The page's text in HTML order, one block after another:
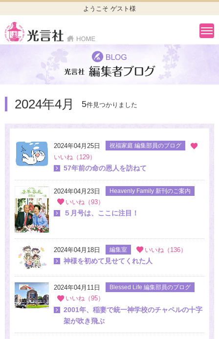
ようこそ ゲスト様
2024年4月 5件見つかりました
2024年04月25日 祝福家庭 編集部員のブログ
いいね（129）
57年前の命の恩人を訪ねて
2024年04月23日 Heavenly Family 新刊のご案内
いいね（93）
５月号は、ここに注目！
2024年04月18日 編集室 いいね（136）
神様を初めて見せてくれた人
2024年04月11日 Blessed Life 編集部員のブログ
いいね（95）
2001年、稲妻で統一神学校のチャペルの十字
架が吹き飛ぶ